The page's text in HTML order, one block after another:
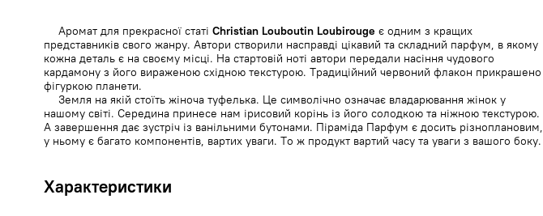
Аромат для прекрасної статі Christian Louboutin Loubirouge є одним з кращих
представників свого жанру. Автори створили насправді цікавий та складний парфум, в якому
кожна деталь є на своєму місці. На стартовій ноті автори передали насіння чудового
кардамону з його вираженою східною текстурою. Традиційний червоний флакон прикрашено
фігуркою планети.
Земля на якій стоїть жіноча туфелька. Це символічно означає владарювання жінок у
нашому світі. Середина принесе нам ірисовий корінь із його солодкою та ніжною текстурою.
А завершення дає зустріч із ванільними бутонами. Піраміда Парфум є досить різноплановим,
у ньому є багато компонентів, вартих уваги. То ж продукт вартий часу та уваги з вашого боку.
Характеристики